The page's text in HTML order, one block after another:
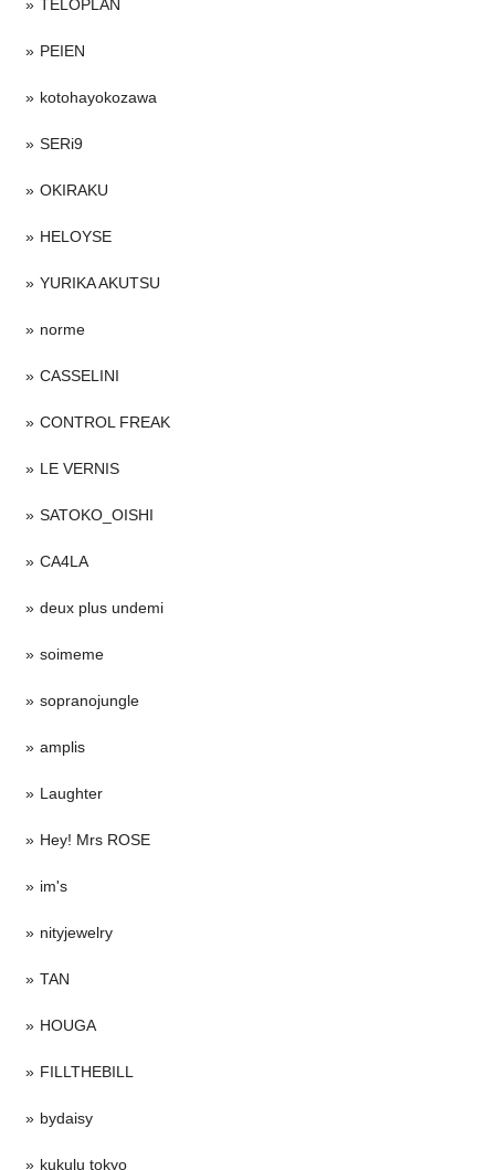
TELOPLAN
PEIEN
kotohayokozawa
SERi9
OKIRAKU
HELOYSE
YURIKA AKUTSU
norme
CASSELINI
CONTROL FREAK
LE VERNIS
SATOKO_OISHI
CA4LA
deux plus undemi
soimeme
sopranojungle
amplis
Laughter
Hey! Mrs ROSE
im's
nityjewelry
TAN
HOUGA
FILLTHEBILL
bydaisy
kukulu tokyo